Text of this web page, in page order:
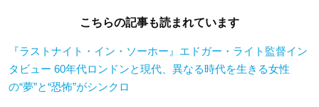
こちらの記事も読まれています
『ラストナイト・イン・ソーホー』エドガー・ライト監督イン
タビュー 60年代ロンドンと現代、異なる時代を生きる女性
の“夢”と“恐怖”がシンクロ